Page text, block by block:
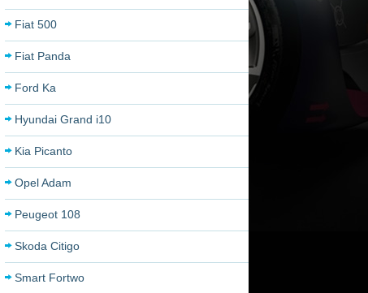
Fiat 500
Fiat Panda
Ford Ka
Hyundai Grand i10
Kia Picanto
Opel Adam
Peugeot 108
Skoda Citigo
Smart Fortwo